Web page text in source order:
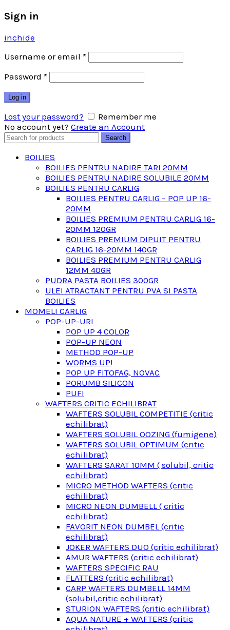
Sign in
inchide
Username or email *
Password *
Log in
Lost your password?
Remember me
No account yet? Create an Account
Search
Search
BOILIES
BOILIES PENTRU NADIRE TARI 20MM
BOILIES PENTRU NADIRE SOLUBILE 20MM
BOILIES PENTRU CARLIG
BOILIES PENTRU CARLIG – POP UP 16-
20MM
BOILIES PREMIUM PENTRU CARLIG 16-
20MM 120GR
BOILIES PREMIUM DIPUIT PENTRU
CARLIG 16-20MM 140GR
BOILIES PREMIUM PENTRU CARLIG
12MM 40GR
PUDRA PASTA BOILIES 300GR
ULEI ATRACTANT PENTRU PVA SI PASTA
BOILIES
MOMELI CARLIG
POP-UP-URI
POP UP 4 COLOR
POP-UP NEON
METHOD POP-UP
WORMS UP!
POP UP FITOFAG, NOVAC
PORUMB SILICON
PUFI
WAFTERS CRITIC ECHILIBRAT
WAFTERS SOLUBIL COMPETITIE (critic
echilibrat)
WAFTERS SOLUBIL OOZING (fumigene)
WAFTERS SOLUBIL OPTIMUM (critic
echilibrat)
WAFTERS SARAT 10MM ( solubil, critic
echilibrat)
MICRO METHOD WAFTERS (critic
echilibrat)
MICRO NEON DUMBELL ( critic
echilibrat)
FAVORIT NEON DUMBEL (critic
echilibrat)
JOKER WAFTERS DUO (critic echilibrat)
AMUR WAFTERS (critic echilibrat)
WAFTERS SPECIFIC RAU
FLATTERS (critic echilibrat)
CARP WAFTERS DUMBELL 14MM
(solubil,critic echilibrat)
STURION WAFTERS (critic echilibrat)
AQUA NATURE + WAFTERS (critic